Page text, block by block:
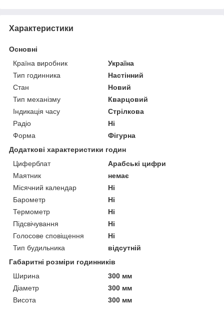
Характеристики
Основні
Країна виробник
Україна
Тип годинника
Настінний
Стан
Новий
Тип механізму
Кварцовий
Індикація часу
Стрілкова
Радіо
Ні
Форма
Фігурна
Додаткові характеристики годин
Циферблат
Арабські цифри
Маятник
немає
Місячний календар
Ні
Барометр
Ні
Термометр
Ні
Підсвічування
Ні
Голосове сповіщення
Ні
Тип будильника
відсутній
Габаритні розміри годинників
Ширина
300 мм
Діаметр
300 мм
Висота
300 мм